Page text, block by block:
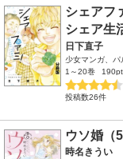
シェアフ
シェア生
日下直子
少女マンガ、パ
1～20巻
190pt
投稿数26件
ウソ婚（
時名きうい